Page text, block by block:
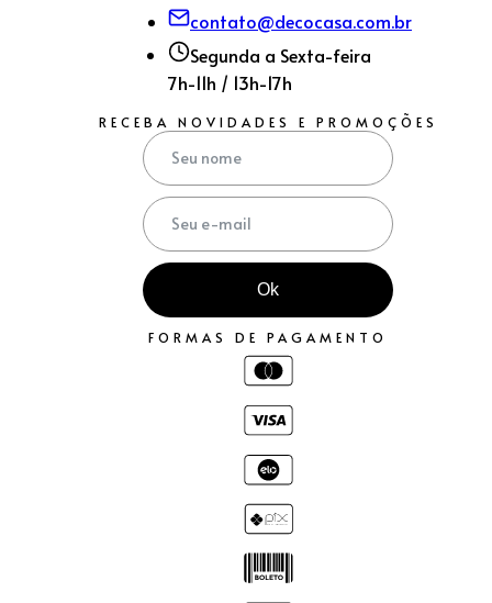
contato@decocasa.com.br
Segunda a Sexta-feira
7h-11h / 13h-17h
RECEBA NOVIDADES E PROMOÇÕES
Ok
FORMAS DE PAGAMENTO